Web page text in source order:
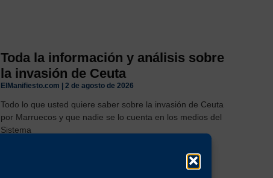
Toda la información y análisis sobre
la invasión de Ceuta
ElManifiesto.com 2 de agosto de 2026
Todo lo que usted quiere saber sobre la invasión de Ceuta
por Marruecos y que nadie se lo cuenta en los medios del
Sistema